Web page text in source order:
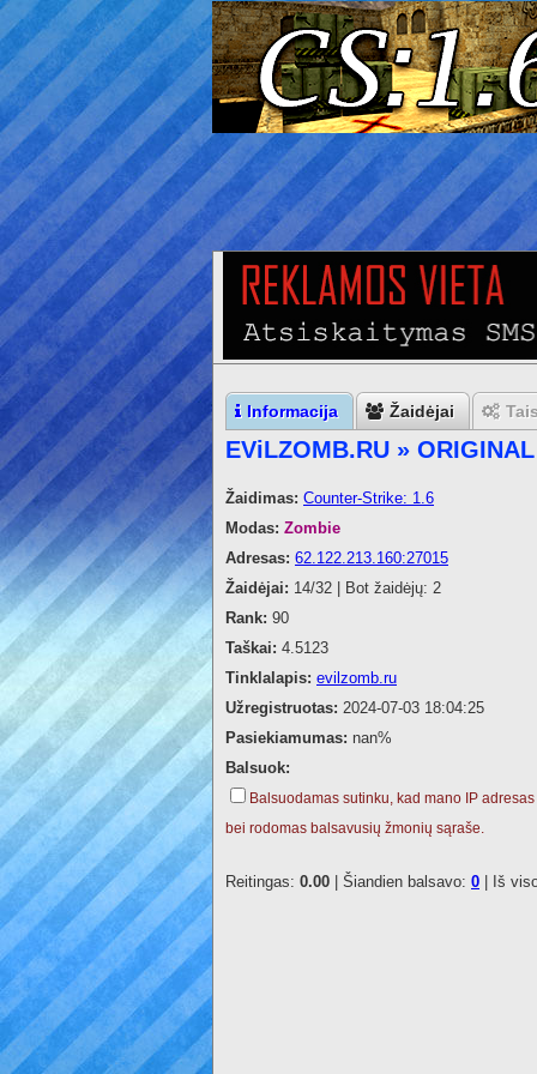
Informacija Žaidėjai
EViLZOMB.RU »
Žaidimas: Counter-Strike: 1.6
Modas: Zombie
Adresas: 62.122.213.160:27015
Žaidėjai: 14/32 | Bot žaidėjų: 2
Rank: 90
Taškai: 4.5123
Tinklalapis: evilzomb.ru
Užregistruotas: 2024-07-03 18:04:25
Pasiekiamumas: nan%
Balsuok:
Balsuodamas sutinku, kad mano IP
bei rodomas balsavusių žmonių sąraše.
Reitingas: 0.00 | Šiandien balsavo: 0 | Iš